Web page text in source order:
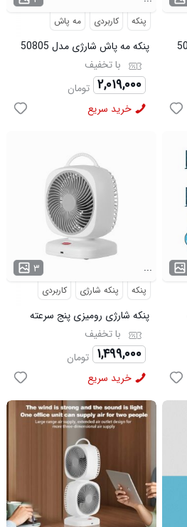
پنکه کاربردی مه پاش
پنکه مه پاش شارژی مدل 50805
با تخفیف
۲,۰۱۹,۰۰۰ تومان
خرید سریع
۳ ...
پنکه پنکه شارژی کاربردی
پنکه شارژی رومیزی پنج سرعته
مدل 50366 با تخفیف
۱,۴۹۹,۰۰۰ تومان
خرید سریع